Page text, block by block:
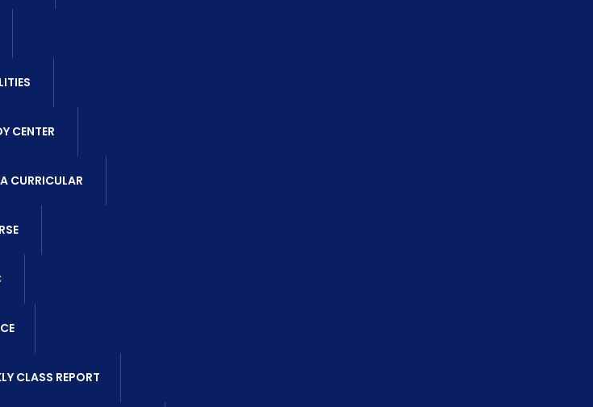
CENTER
CURRICULAR
CLASS REPORT